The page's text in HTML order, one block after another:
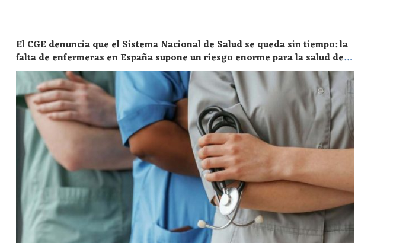
El CGE denuncia que el Sistema Nacional de Salud se queda sin tiempo: la
falta de enfermeras en España supone un riesgo enorme para la salud de
toda la población